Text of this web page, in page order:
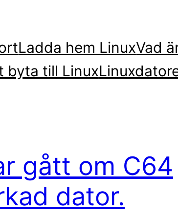
Ladda hem LinuxVad
byta till Linux
gått om C64
dator.